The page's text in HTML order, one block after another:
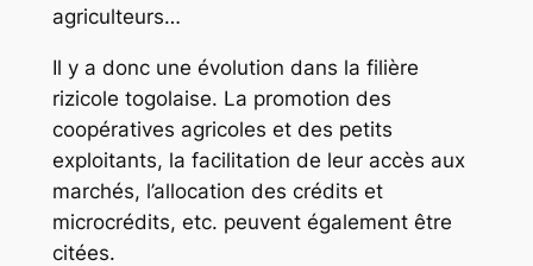
agriculteurs…
Il y a donc une évolution dans la filière
rizicole togolaise. La promotion des
coopératives agricoles et des petits
exploitants, la facilitation de leur accès aux
marchés, l’allocation des crédits et
microcrédits, etc. peuvent également être
citées.